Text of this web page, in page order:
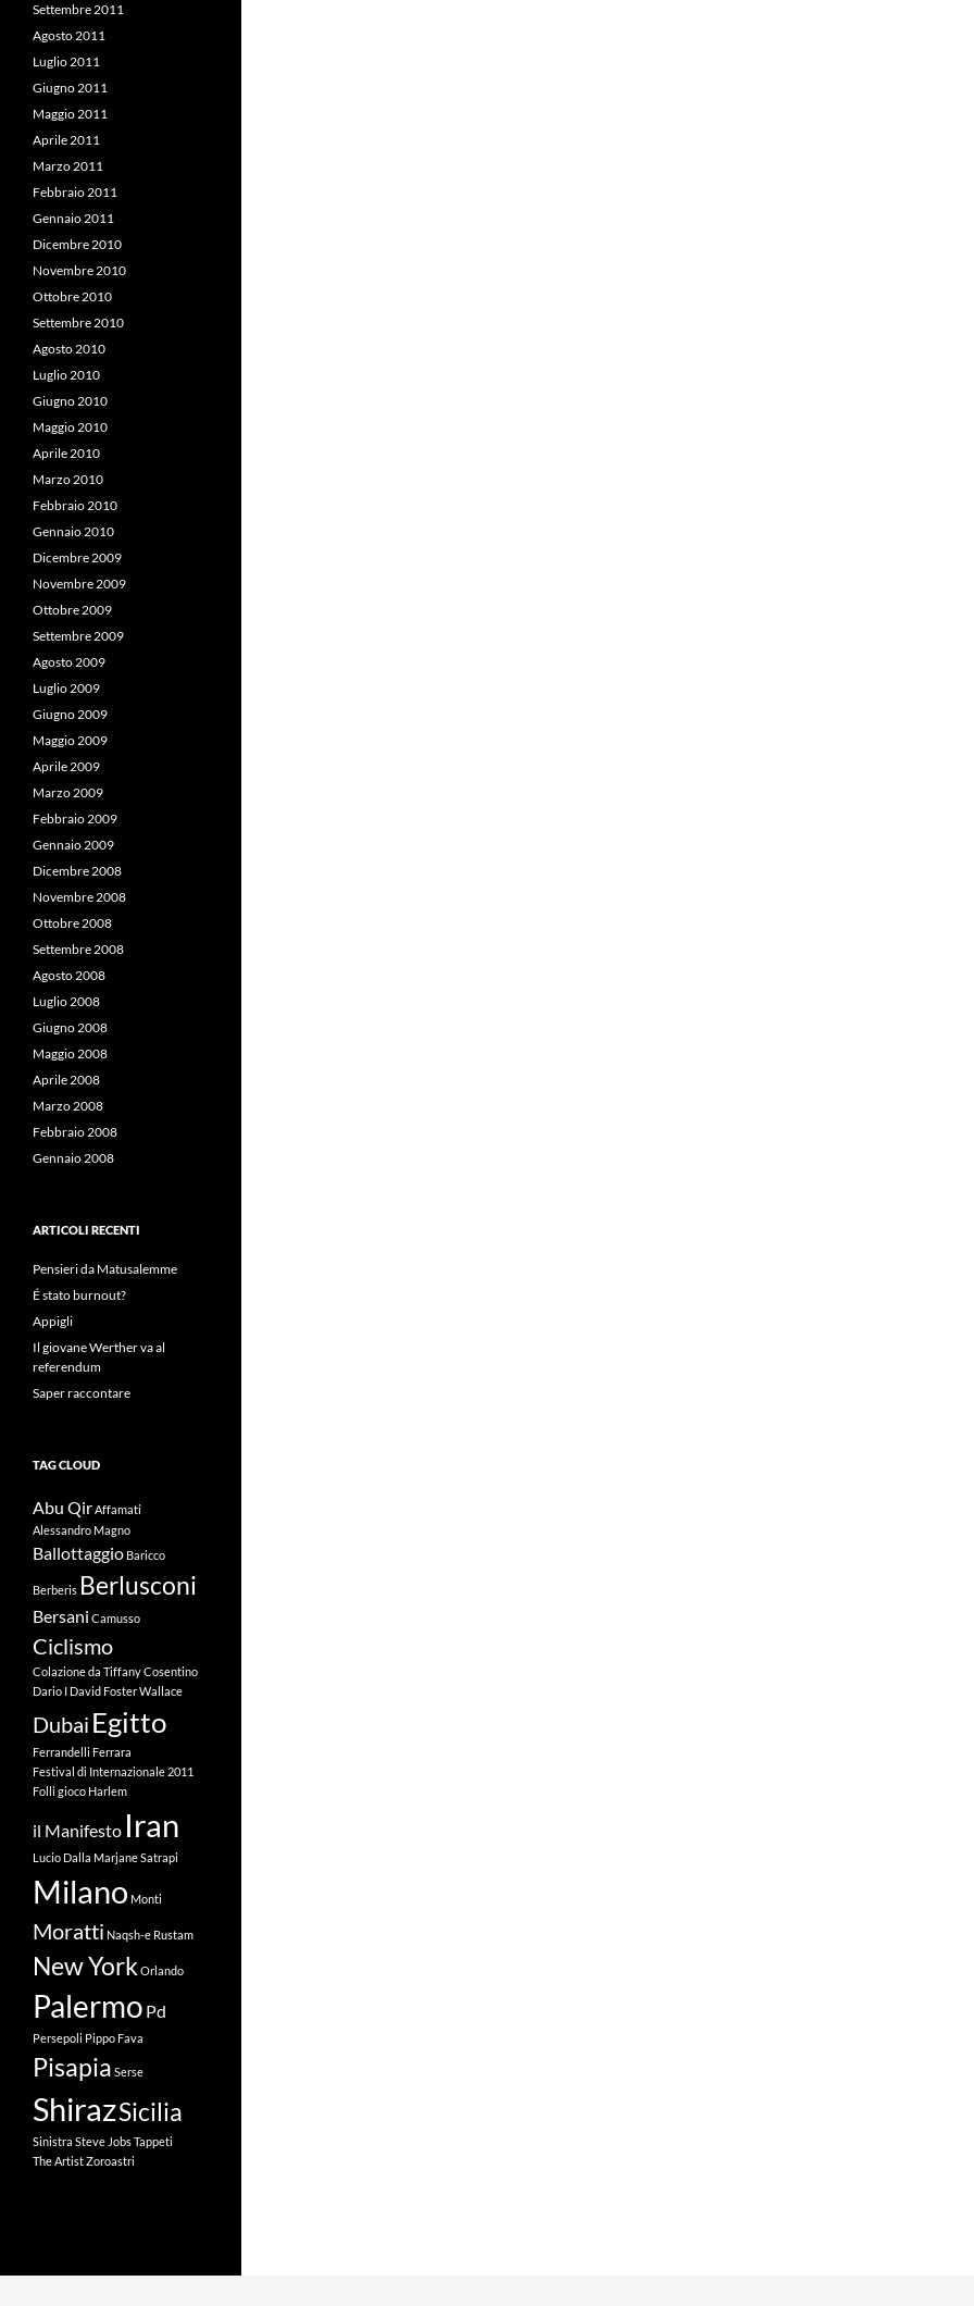
Settembre 2011
Agosto 2011
Luglio 2011
Giugno 2011
Maggio 2011
Aprile 2011
Marzo 2011
Febbraio 2011
Gennaio 2011
Dicembre 2010
Novembre 2010
Ottobre 2010
Settembre 2010
Agosto 2010
Luglio 2010
Giugno 2010
Maggio 2010
Aprile 2010
Marzo 2010
Febbraio 2010
Gennaio 2010
Dicembre 2009
Novembre 2009
Ottobre 2009
Settembre 2009
Agosto 2009
Luglio 2009
Giugno 2009
Maggio 2009
Aprile 2009
Marzo 2009
Febbraio 2009
Gennaio 2009
Dicembre 2008
Novembre 2008
Ottobre 2008
Settembre 2008
Agosto 2008
Luglio 2008
Giugno 2008
Maggio 2008
Aprile 2008
Marzo 2008
Febbraio 2008
Gennaio 2008
ARTICOLI RECENTI
Pensieri da Matusalemme
É stato burnout?
Appigli
Il giovane Werther va al
referendum
Saper raccontare
TAG CLOUD
Abu QirAffamati
Alessandro Magno
Ballottaggio Baricco
Berberis Berlusconi
Bersani Camusso
Ciclismo
Colazione da TiffanyCosentino
Dario I David Foster Wallace
Dubai Egitto
Ferrandelli Ferrara
Festival di Internazionale 2011
Folli gioco Harlem
il Manifesto Iran
Lucio Dalla Marjane Satrapi
Milano Monti
Moratti Naqsh-e Rustam
New York Orlando
Palermo Pd
Persepoli Pippo Fava
Pisapia Serse
ShirazSicilia
Sinistra Steve JobsTappeti
The ArtistZoroastri